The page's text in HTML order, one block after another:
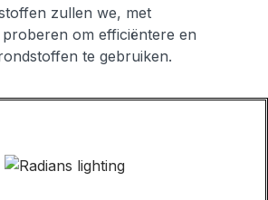
zullen we, met
om efficiëntere en
te gebruiken.